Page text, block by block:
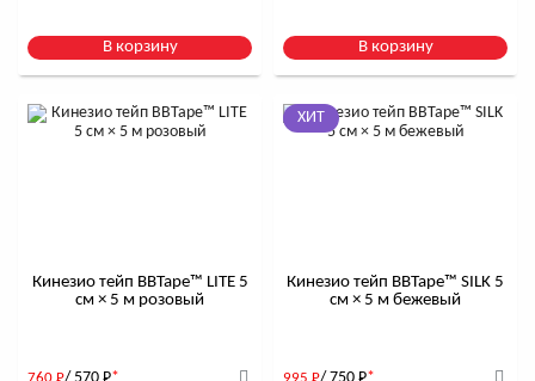
В корзину В корзину
Кинезио тейп BBTape™ LITE 5
см × 5 м розовый
ХИТ
Кинезио тейп BBTape™ SILK 5
см × 5 м бежевый